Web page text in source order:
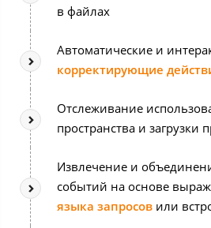
в файлах
Автоматические и
корректирующие
Отслеживание
пространства и загрузки
Извлечение и
событий на основе
языка запросов или